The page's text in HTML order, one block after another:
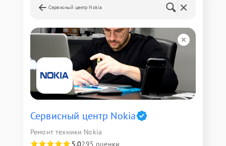
Сервисный центр Nokia
Сервисный центр Nokia
Ремонт техники Nokia
5,0295 оценки